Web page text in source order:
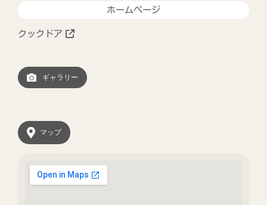
ホームページ
クックドア
ギャラリー
マップ